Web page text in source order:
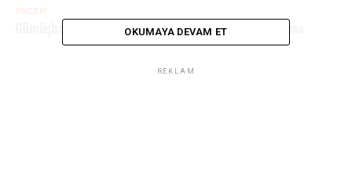
Gümüşhane’de uyuşturucu operasyonu: 2 tutuklama
OKUMAYA DEVAM ET
REKLAM